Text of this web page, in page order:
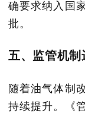
确要求纳入国
批。
五、监管机
随着油气体制
持续提升。《